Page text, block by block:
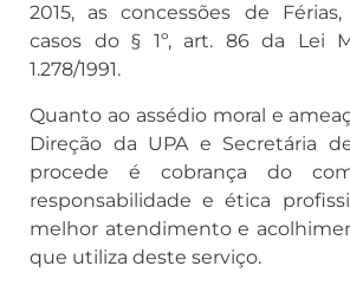
2015, as concessões de
casos do § 1º, art. 86 da Lei
1.278/1991.
Quanto ao assédio moral e
Direção da UPA e Secretária
procede é cobrança do
responsabilidade e ética
melhor atendimento e
que utiliza deste serviço.